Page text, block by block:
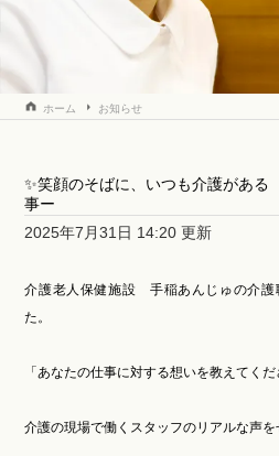
ホーム お知らせ
✨笑顔のそばに、いつも介護があ
事ー
2025年7月31日 14:20 更新
介護老人保健施設 手稲あんじゅの介護
た。
「あなたの仕事に対する想いを教えてくだ
介護の現場で働くスタッフのリアルな声を